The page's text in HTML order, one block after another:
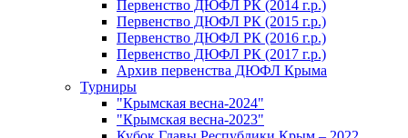
Первенство ДЮФЛ РК (2014 г.р.)
Первенство ДЮФЛ РК (2015 г.р.)
Первенство ДЮФЛ РК (2016 г.р.)
Первенство ДЮФЛ РК (2017 г.р.)
Архив первенства ДЮФЛ Крыма
Турниры
"Крымская весна-2024"
"Крымская весна-2023"